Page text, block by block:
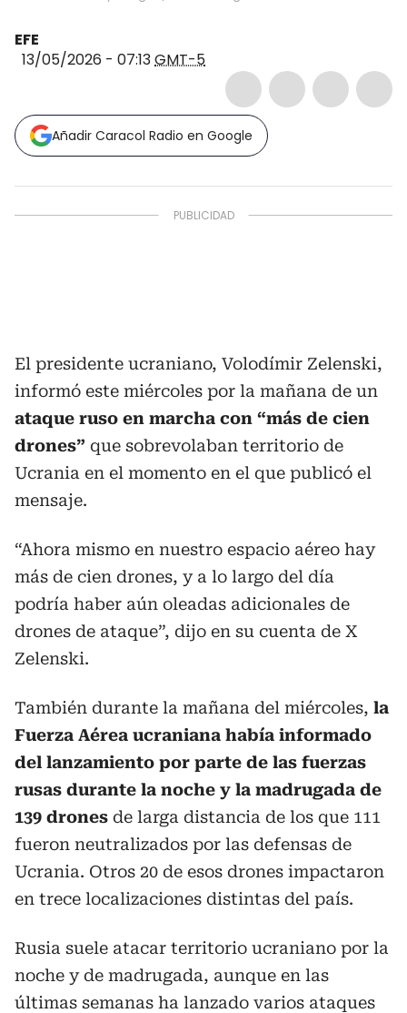
EFE
13/05/2026 - 07:13GMT-5
Añadir Caracol Radio en Google
El presidente ucraniano, Volodímir Zelenski,
informó este miércoles por la mañana de un
ataque ruso en marcha con “más de cien
drones” que sobrevolaban territorio de
Ucrania en el momento en el que publicó el
mensaje.
“Ahora mismo en nuestro espacio aéreo hay
más de cien drones, y a lo largo del día
podría haber aún oleadas adicionales de
drones de ataque”, dijo en su cuenta de X
Zelenski.
También durante la mañana del miércoles, la
Fuerza Aérea ucraniana había informado
del lanzamiento por parte de las fuerzas
rusas durante la noche y la madrugada de
139 drones de larga distancia de los que 111
fueron neutralizados por las defensas de
Ucrania. Otros 20 de esos drones impactaron
en trece localizaciones distintas del país.
Rusia suele atacar territorio ucraniano por la
noche y de madrugada, aunque en las
últimas semanas ha lanzado varios ataques